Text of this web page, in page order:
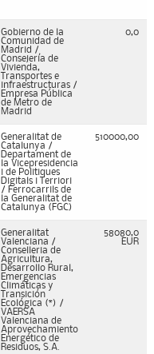
Gobierno de la
Comunidad de
Madrid /
Consejería de
Vivienda,
Transportes e
infraestructuras /
Empresa Pública
de Metro de
Madrid
0,0
Generalitat de
Catalunya /
Departament de
la Vicepresidencia
i de Politiques
Digitals i Terriori
/ Ferrocarrils de
la Generalitat de
Catalunya (FGC)
510000,00
Generalitat
Valenciana /
Conselleria de
Agricultura,
Desarrollo Rural,
Emergencias
Climáticas y
Transición
Ecológica (*) /
VAERSA
Valenciana de
Aprovechamiento
Energético de
Residuos, S.A.
58080,0
EUR